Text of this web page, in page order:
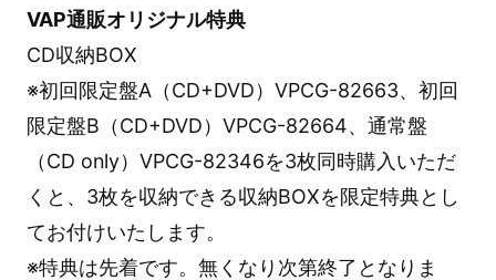
VAP通販オリジナル特典
CD収納BOX
※初回限定盤A（CD+DVD）VPCG-82663、初回
限定盤B（CD+DVD）VPCG-82664、通常盤
（CD only）VPCG-82346を3枚同時購入いただ
くと、3枚を収納できる収納BOXを限定特典とし
てお付けいたします。
※特典は先着です。無くなり次第終了となりま